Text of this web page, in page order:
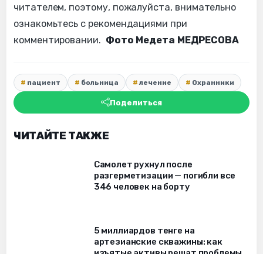
читателем, поэтому, пожалуйста, внимательно
ознакомьтесь с рекомендациями при
комментировании. Фото Медета МЕДРЕСОВА
пациент больница лечение Охранники
Поделиться
ЧИТАЙТЕ ТАКЖЕ
Самолет рухнул после
разгерметизации — погибли все
346 человек на борту
5 миллиардов тенге на
артезианские скважины: как